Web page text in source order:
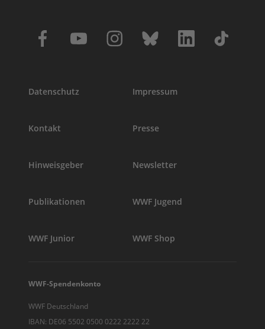
Datenschutz Impressum
Kontakt Presse
Hinweisgeber Newsletter
Publikationen WWF Jugend
WWF Junior WWF Shop
WWF-Spendenkonto
WWF Deutschland
IBAN: DE06 5502 0500 0222 2222 22